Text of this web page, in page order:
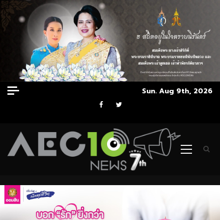
Skip
to
Sun. Aug 9th, 2026
Facebook
Twitter
Primary